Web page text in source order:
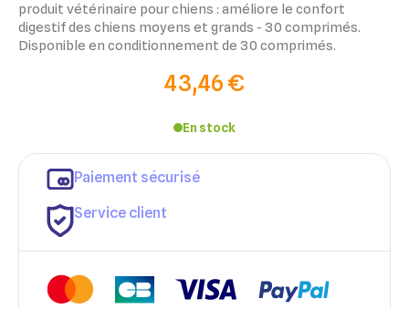
produit vétérinaire pour chiens : améliore le confort
digestif des chiens moyens et grands - 30 comprimés.
Disponible en conditionnement de 30 comprimés.
43,46 €
En stock
Paiement sécurisé
Service client
Ajouter à ma liste d'envies
Créer une nouvelle liste
Créer une liste d'envies
Connexion
Vous devez être connecté pour ajouter des produits à votre